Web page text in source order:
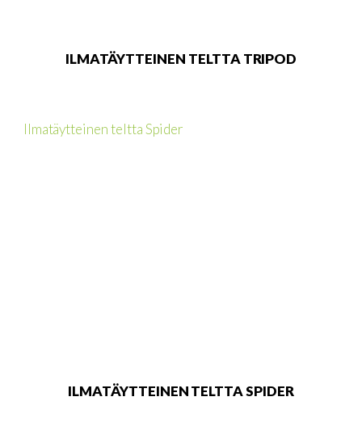
ILMATÄYTTEINEN TELTTA TRIPOD
ILMATÄYTTEINEN TELTTA SPIDER